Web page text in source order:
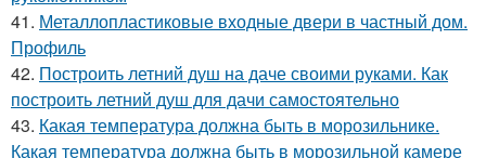
41. Металлопластиковые входные двери в частный дом.
Профиль
42. Построить летний душ на даче своими руками. Как
построить летний душ для дачи самостоятельно
43. Какая температура должна быть в морозильнике.
Какая температура должна быть в морозильной камере